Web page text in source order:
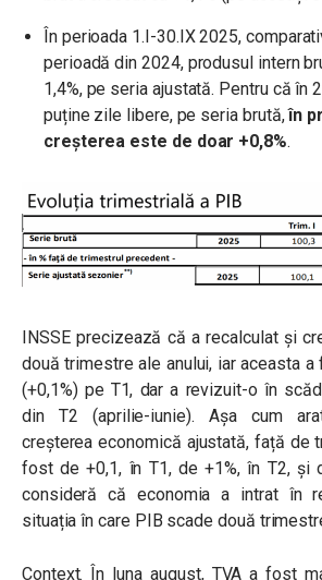
În perioada 1.I-30.IX 2025,
perioadă din 2024, produsul intern
1,4%, pe seria ajustată. Pentru că în
puține zile libere, pe seria brută,în
creșterea este de doar +0,8%.
INSSE precizează că a recalculat și
două trimestre ale anului, iar aceasta
(+0,1%) pe T1, dar a revizuit-o în
din T2 (aprilie-iunie). Așa cum
creșterea economică ajustată, față de
fost de +0,1, în T1, de +1%, în T2, și
consideră că economia a intrat în
situația în care PIB scade două
Context. În luna august, TVA a fost